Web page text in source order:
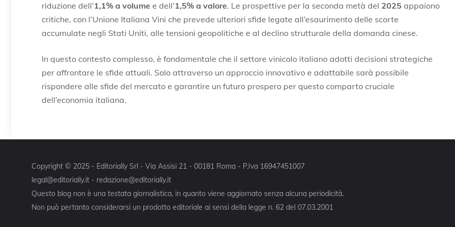
riduzione dell’1,1% a volume e dell’1,5% a valore. Le prospettive per la seconda metà del 2025 appaiono
critiche, con l’Unione Italiana Vini che prevede ulteriori sfide legate all’esaurimento delle scorte
accumulate negli Stati Uniti, alle tensioni geopolitiche e al declino strutturale della domanda cinese.
In questo contesto complesso, è fondamentale che il settore vinicolo italiano adotti decisioni strategiche
per affrontare le sfide attuali. Solo attraverso un approccio innovativo e adattabile sarà possibile
rispondere alle sfide del mercato e garantire un futuro prospero per questo comparto cruciale
dell’economia italiana.
Copyright © 2025 - Editorially Srl - Via Assisi 21 - 00181 Roma - P.Iva 16947451007
legal@editorially.it - redazione@editorially.it
Questo blog non è una testata giornalistica, in quanto viene aggiornato senza alcuna periodicità.
Non può pertanto considerarsi un prodotto editoriale ai sensi della legge n. 62 del 07.03.2001